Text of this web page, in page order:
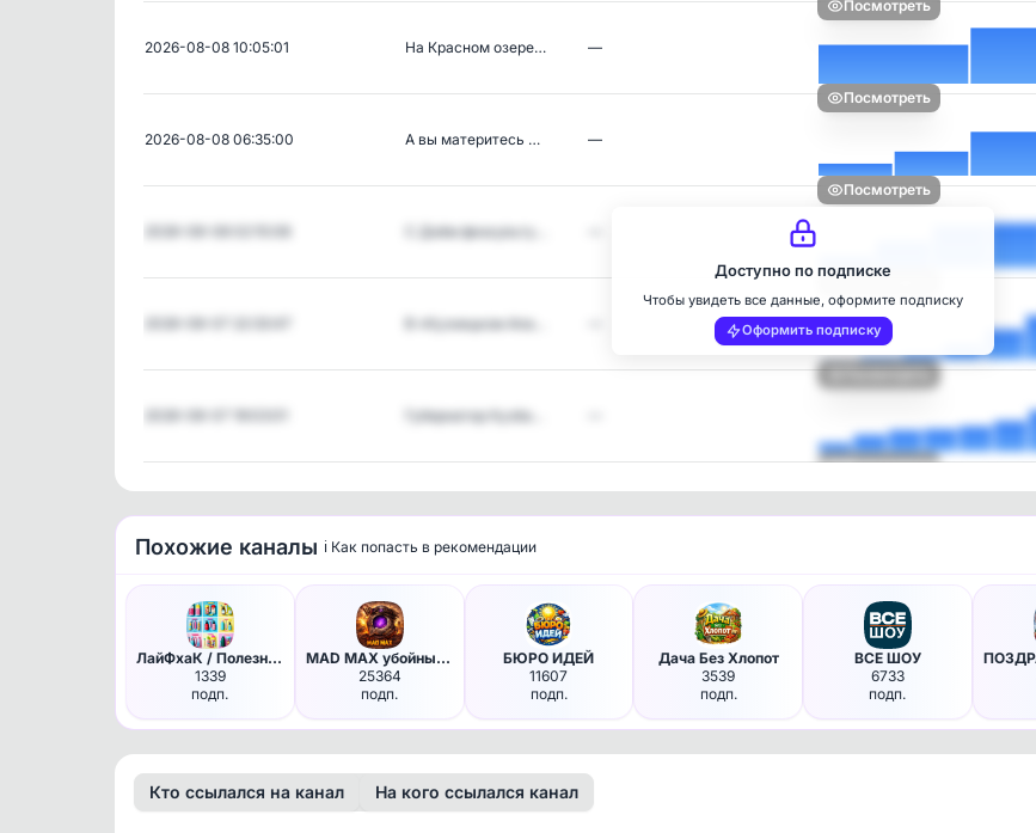
Посмотреть
2026-08-08 10:05:01 На Красном озере… —
Посмотреть
2026-08-08 06:35:00 А вы материтесь … —
Посмотреть
С Днём физкульту…
Посмотреть
В «Кузнецком Ала…
Посмотреть
Губернатор Кузба…
Посмотреть
Доступно по подписке
Чтобы увидеть все данные, оформите подписку
Оформить подписку
Похожие каналы ℹ️ Как попасть в рекомендации
ЛайФхаК / Полезные Советы / И…
1339
подп.
MAD MAX убойные приколы и юмор
25364
подп.
БЮРО ИДЕЙ
11607
подп.
Дача Без Хлопот
3539
подп.
ВСЕ ШОУ
6733
подп.
Кто ссылался на канал На кого ссылался канал